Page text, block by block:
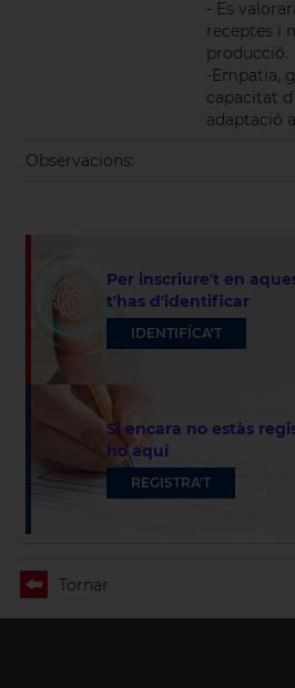
- Es
receptes i
producció.
-Empatia,
capacitat
adaptació
Observacions:
Per inscriure't en
t'has d'identificar
IDENTIFÍCA'T
Si encara no estàs
ho aquí
REGISTRA'T
Tornar